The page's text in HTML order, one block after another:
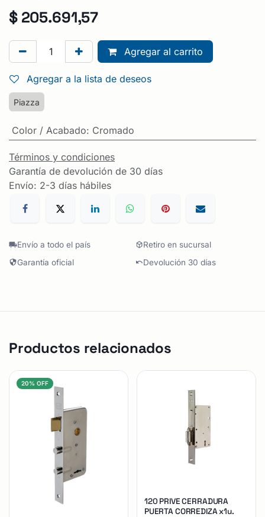
$ 205.691,57
Agregar al carrito
Agregar a la lista de deseos
Piazza
Color / Acabado: Cromado
Términos y condiciones
Garantía de devolución de 30 días
Envío: 2-3 días hábiles
Envío a todo el país
Retiro en sucursal
Garantía oficial
Devolución 30 días
Productos relacionados
20% OFF
120 PRIVE CERRADURA
PUERTA CORREDIZA x1u.